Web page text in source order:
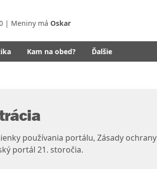
| Meniny má Oskar
Kam na obed? Ďalšie
používania portálu, Zásady ochrany
portál 21. storočia.